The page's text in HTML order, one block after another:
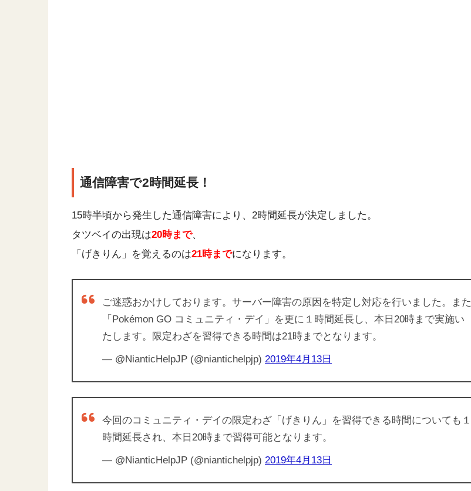
通信障害で2時間延長！
15時半頃から発生した通信障害により、2時間延長が決定しました。
タツベイの出現は20時まで、
「げきりん」を覚えるのは21時までになります。
ご迷惑おかけしております。サーバー障害の原因を特定し対応を行いました。また
「Pokémon GO コミュニティ・デイ」を更に１時間延長し、本日20時まで実施い
たします。限定わざを習得できる時間は21時までとなります。
— @NianticHelpJP (@niantichelpjp) 2019年4月13日
今回のコミュニティ・デイの限定わざ「げきりん」を習得できる時間についても１
時間延長され、本日20時まで習得可能となります。
— @NianticHelpJP (@niantichelpjp) 2019年4月13日